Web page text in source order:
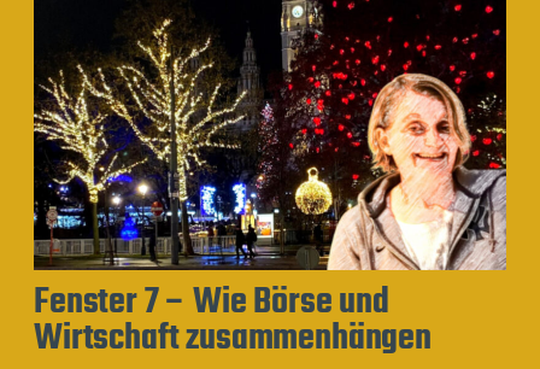
Fenster 7 – Wie Börse und
Wirtschaft zusammenhängen